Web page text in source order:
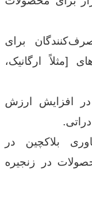
برای
[مثلاً ارگانیک،
افزایش ارزش
بلاکچین در
در زنجیره